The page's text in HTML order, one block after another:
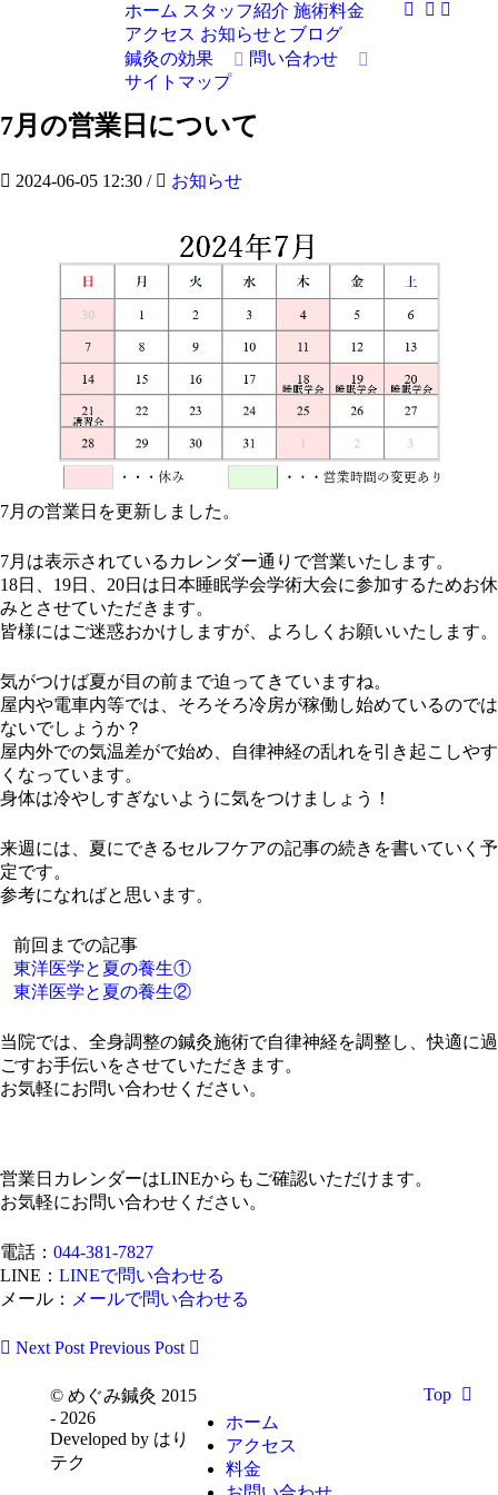
ホーム スタッフ紹介 施術料金
アクセス お知らせとブログ
鍼灸の効果
問い合わせ
サイトマップ
7月の営業日について
2024-06-05 12:30 / お知らせ
7月の営業日を更新しました。
7月は表示されているカレンダー通りで営業いたします。
18日、19日、20日は日本睡眠学会学術大会に参加するためお休
みとさせていただきます。
皆様にはご迷惑おかけしますが、よろしくお願いいたします。
気がつけば夏が目の前まで迫ってきていますね。
屋内や電車内等では、そろそろ冷房が稼働し始めているのでは
ないでしょうか？
屋内外での気温差がで始め、自律神経の乱れを引き起こしやす
くなっています。
身体は冷やしすぎないように気をつけましょう！
来週には、夏にできるセルフケアの記事の続きを書いていく予
定です。
参考になればと思います。
前回までの記事
東洋医学と夏の養生①
東洋医学と夏の養生②
当院では、全身調整の鍼灸施術で自律神経を調整し、快適に過
ごすお手伝いをさせていただきます。
お気軽にお問い合わせください。
営業日カレンダーはLINEからもご確認いただけます。
お気軽にお問い合わせください。
電話： 044-381-7827
LINE： LINEで問い合わせる
メール：
メールで問い合わせる
Next Post Previous Post
© めぐみ鍼灸 2015
- 2026
Developed by はり
テク
ホーム
アクセス
料金
Top